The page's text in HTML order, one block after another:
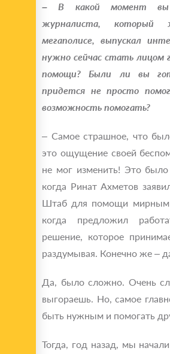
– В какой момент
журналиста,
мегаполисе, выпускал
нужно сейчас стать лицом
помощи? Были ли вы
придется не просто
возможность помогать?
– Самое страшное, что
это ощущение своей
не мог изменить! Это
когда Ринат Ахметов
Штаб для помощи мирным
когда предложил
решение, которое
раздумывая. Конечно же –
Да, было сложно. Очень
выгораешь. Но, самое
быть нужным и помогать
Тогда, год назад, мы